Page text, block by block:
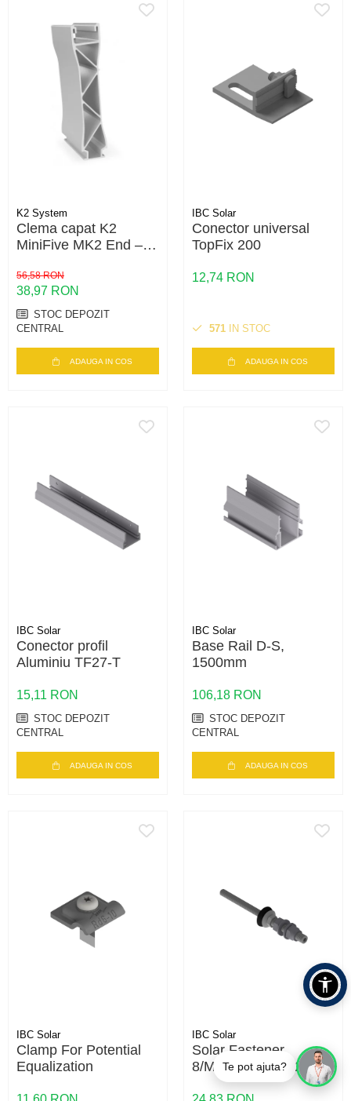
K2 System
Clema capat K2
MiniFive MK2 End –
fotovoltaice, compatibil
MiniFive
56,58 RON
38,97 RON
STOC DEPOZIT
CENTRAL
ADAUGA IN COS
IBC Solar
Conector universal
TopFix 200
12,74 RON
571 IN STOC
ADAUGA IN COS
IBC Solar
Conector profil
Aluminiu TF27-T
15,11 RON
STOC DEPOZIT
CENTRAL
ADAUGA IN COS
IBC Solar
Base Rail D-S,
1500mm
106,18 RON
STOC DEPOZIT
CENTRAL
ADAUGA IN COS
IBC Solar
Clamp For Potential
Equalization
IBC Solar
Solar Fastener
8/M10x200/50 A2
Te pot ajuta?